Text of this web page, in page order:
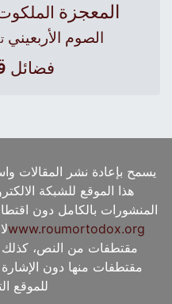
المعجزة الملكوت
الصوم الأربعيني
فضائل
يسمح بإعادة نشر المقالات
هذا الموقع للشبكة
المنشورات بالكامل دون
www.roumortodox.orgلا
مقتطفات من النص، كذلك
مقتطفات منها دون الإشارة
للموقع